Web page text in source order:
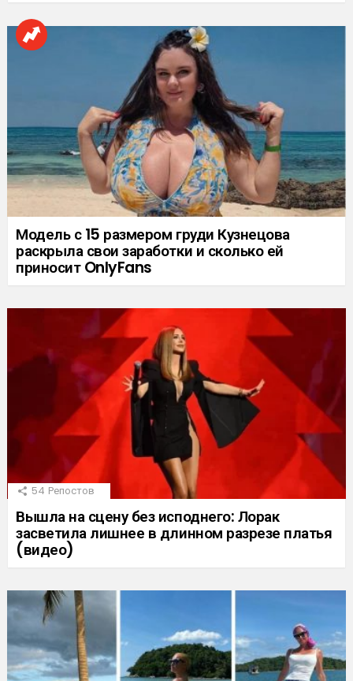
Модель с 15 размером груди Кузнецова
раскрыла свои заработки и сколько ей
приносит OnlyFans
54 Репостов
Вышла на сцену без исподнего: Лорак
засветила лишнее в длинном разрезе платья
(видео)